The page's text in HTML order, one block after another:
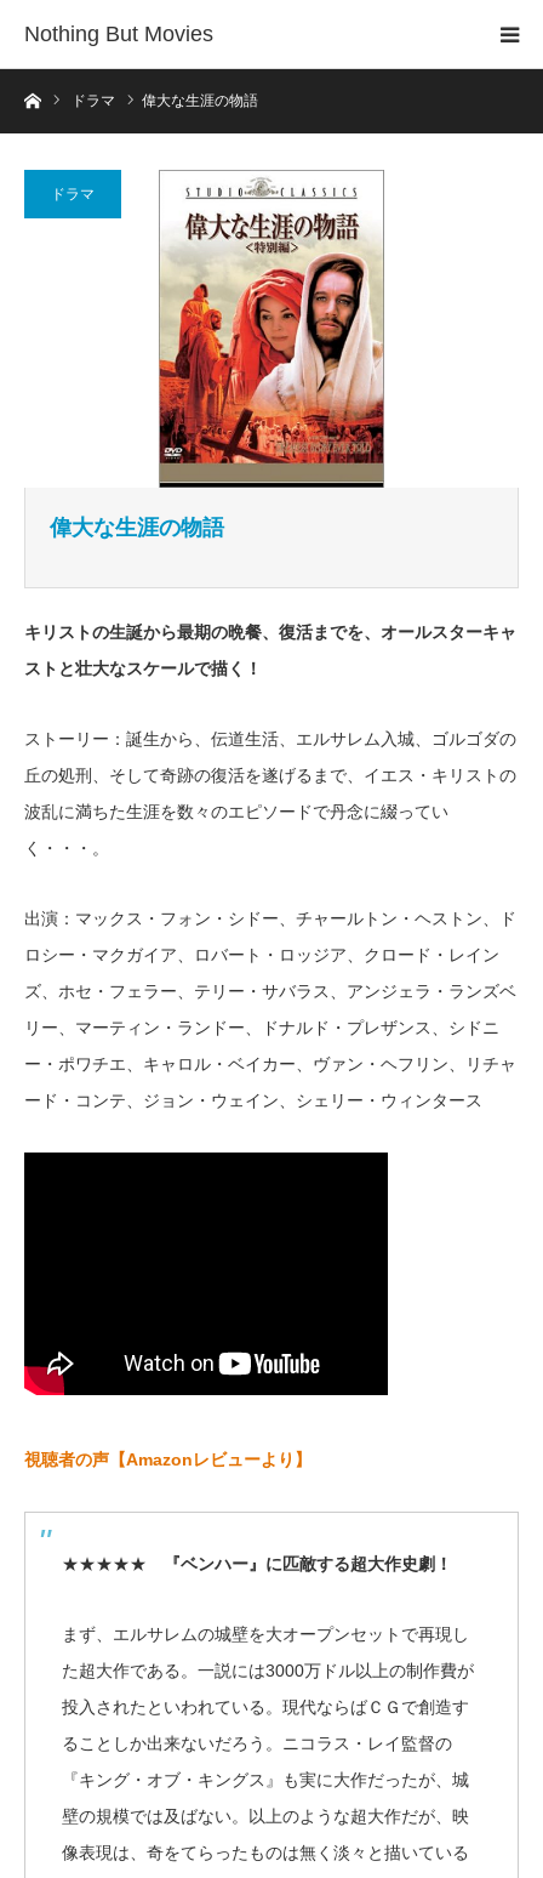
Nothing But Movies
ホームドラマ 偉大な生涯の物語
ドラマ
偉大な生涯の物語
キリストの生誕から最期の晩餐、復活までを、オールスターキャ
ストと壮大なスケールで描く！
ストーリー：誕生から、伝道生活、エルサレム入城、ゴルゴダの
丘の処刑、そして奇跡の復活を遂げるまで、イエス・キリストの
波乱に満ちた生涯を数々のエピソードで丹念に綴ってい
く・・・。
出演：マックス・フォン・シドー、チャールトン・ヘストン、ド
ロシー・マクガイア、ロバート・ロッジア、クロード・レイン
ズ、ホセ・フェラー、テリー・サバラス、アンジェラ・ランズベ
リー、マーティン・ランドー、ドナルド・プレザンス、シドニ
ー・ポワチエ、キャロル・ベイカー、ヴァン・ヘフリン、リチャ
ード・コンテ、ジョン・ウェイン、シェリー・ウィンタース
視聴者の声【Amazonレビューより】
★★★★★ 『ベンハー』に匹敵する超大作史劇！
まず、エルサレムの城壁を大オープンセットで再現し
た超大作である。一説には3000万ドル以上の制作費が
投入されたといわれている。現代ならばＣＧで創造す
ることしか出来ないだろう。ニコラス・レイ監督の
『キング・オブ・キングス』も実に大作だったが、城
壁の規模では及ばない。以上のような超大作だが、映
像表現は、奇をてらったものは無く淡々と描いている